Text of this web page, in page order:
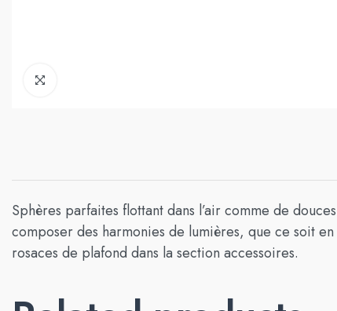
Sphères parfaites flottant dans l’air comme de
composer des harmonies de lumières, que ce soit
rosaces de plafond dans la section accessoires.